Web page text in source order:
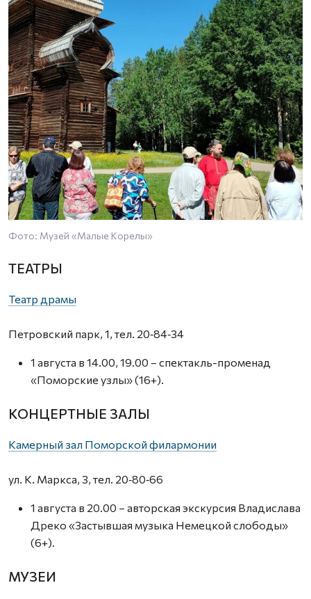
Фото: Музей «Малые Корелы»
ТЕАТРЫ
Театр драмы
Петровский парк, 1, тел. 20‑84‑34
1 августа в 14.00, 19.00 – спектакль-променад
«Поморские узлы» (16+).
КОНЦЕРТНЫЕ ЗАЛЫ
Камерный зал Поморской филармонии
ул. К. Маркса, 3, тел. 20‑80‑66
1 августа в 20.00 – авторская экскурсия Владислава
Дреко «Застывшая музыка Немецкой слободы»
(6+).
МУЗЕИ